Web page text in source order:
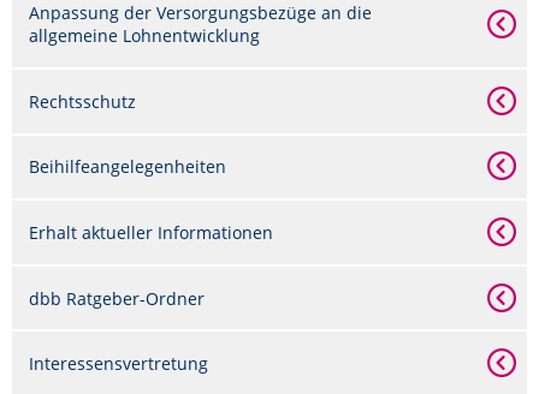
Anpassung der Versorgungsbezüge an die
allgemeine Lohnentwicklung
Rechtsschutz
Beihilfeangelegenheiten
Erhalt aktueller Informationen
dbb Ratgeber-Ordner
Interessensvertretung